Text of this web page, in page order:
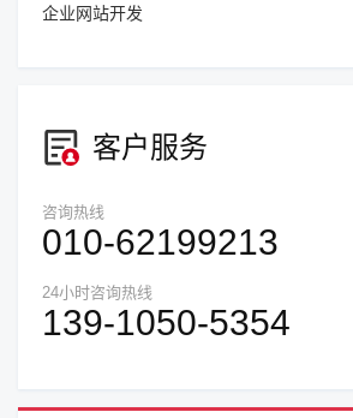
企业网站开发
客户服务
咨询热线
010-62199213
24小时咨询热线
139-1050-5354